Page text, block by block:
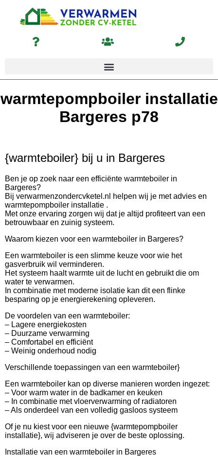
warmtepompboiler installatie
Bargeres p78
{warmteboiler} bij u in Bargeres
Ben je op zoek naar een efficiënte warmteboiler in
Bargeres?
Bij verwarmenzondercvketel.nl helpen wij je met advies en
warmtepompboiler installatie .
Met onze ervaring zorgen wij dat je altijd profiteert van een
betrouwbaar en zuinig systeem.
Waarom kiezen voor een warmteboiler in Bargeres?
Een warmteboiler is een slimme keuze voor wie het
gasverbruik wil verminderen.
Het systeem haalt warmte uit de lucht en gebruikt die om
water te verwarmen.
In combinatie met moderne isolatie kan dit een flinke
besparing op je energierekening opleveren.
De voordelen van een warmteboiler:
– Lagere energiekosten
– Duurzame verwarming
– Comfortabel en efficiënt
– Weinig onderhoud nodig
Verschillende toepassingen van een warmteboiler}
Een warmteboiler kan op diverse manieren worden ingezet:
– Voor warm water in de badkamer en keuken
– In combinatie met vloerverwarming of radiatoren
– Als onderdeel van een volledig gasloos systeem
Of je nu kiest voor een nieuwe {warmtepompboiler
installatie}, wij adviseren je over de beste oplossing.
Installatie van een warmteboiler in Bargeres